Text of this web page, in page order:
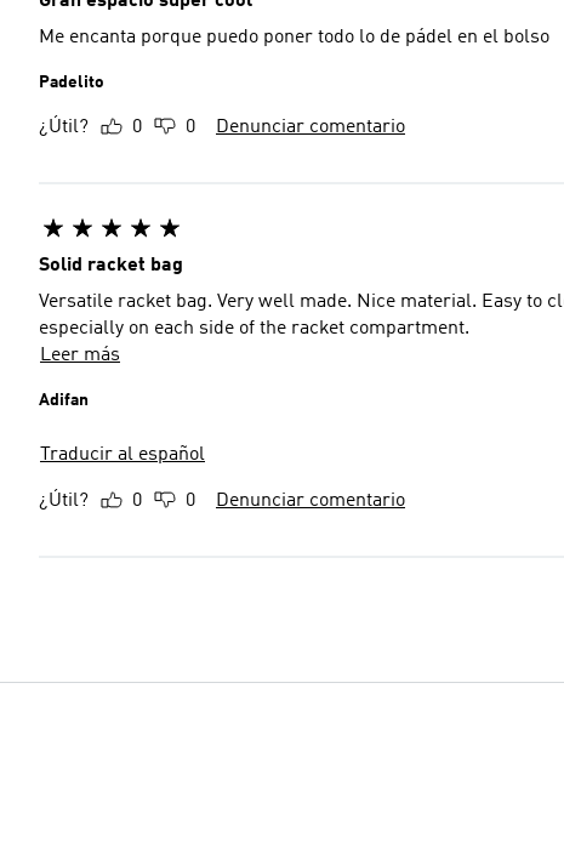
Me encanta porque puedo poner todo lo de pádel en el bolso
Padelito
¿Útil? 0 0 Denunciar comentario
Solid racket bag
Versatile racket bag. Very well made. Nice material. Easy to
especially on each side of the racket compartment.
Leer más
Adifan
Traducir al español
¿Útil? 0 0 Denunciar comentario